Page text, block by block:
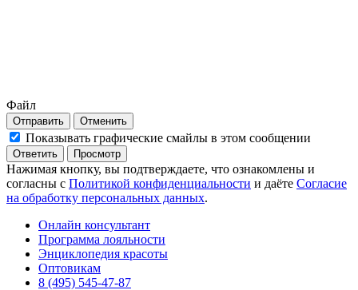
Файл
Отправить Отменить
Показывать графические смайлы в этом сообщении
Нажимая кнопку, вы подтверждаете, что ознакомлены и
согласны с Политикой конфиденциальности и даёте Согласие
на обработку персональных данных.
Онлайн консультант
Программа лояльности
Энциклопедия красоты
Оптовикам
8 (495) 545-47-87